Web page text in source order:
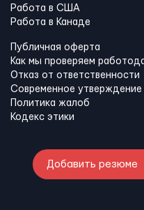
Работа в США
Работа в Канадe
Публичная оферта
Как мы проверяем
Отказ от ответственности
Современное утверждение
Политика жалоб
Кодекс этики
Добавить резюме